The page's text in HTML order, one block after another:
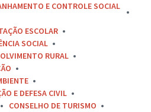
E CONTROLE SOCIAL
ESCOLAR
SOCIAL
RURAL
E DEFESA CIVIL
CONSELHO DE TURISMO